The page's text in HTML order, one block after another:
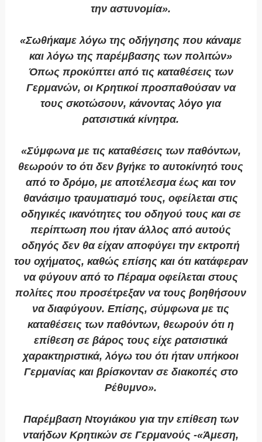
την αστυνομία».
«Σωθήκαμε λόγω της οδήγησης που κάναμε
και λόγω της παρέμβασης των πολιτών»
Όπως προκύπτει από τις καταθέσεις των
Γερμανών, οι Κρητικοί προσπαθούσαν να
τους σκοτώσουν, κάνοντας λόγο για
ρατσιστικά κίνητρα.
«Σύμφωνα με τις καταθέσεις των παθόντων,
θεωρούν το ότι δεν βγήκε το αυτοκίνητό τους
από το δρόμο, με αποτέλεσμα έως και τον
θανάσιμο τραυματισμό τους, οφείλεται στις
οδηγικές ικανότητες του οδηγού τους και σε
περίπτωση που ήταν άλλος από αυτούς
οδηγός δεν θα είχαν αποφύγει την εκτροπή
του οχήματος, καθώς επίσης και ότι κατάφεραν
να φύγουν από το Πέραμα οφείλεται στους
πολίτες που προσέτρεξαν να τους βοηθήσουν
να διαφύγουν. Επίσης, σύμφωνα με τις
καταθέσεις των παθόντων, θεωρούν ότι η
επίθεση σε βάρος τους είχε ρατσιστικά
χαρακτηριστικά, λόγω του ότι ήταν υπήκοοι
Γερμανίας και βρίσκονταν σε διακοπές στο
Ρέθυμνο».
Παρέμβαση Ντογιάκου για την επίθεση των
νταήδων Κρητικών σε Γερμανούς -«Άμεση,